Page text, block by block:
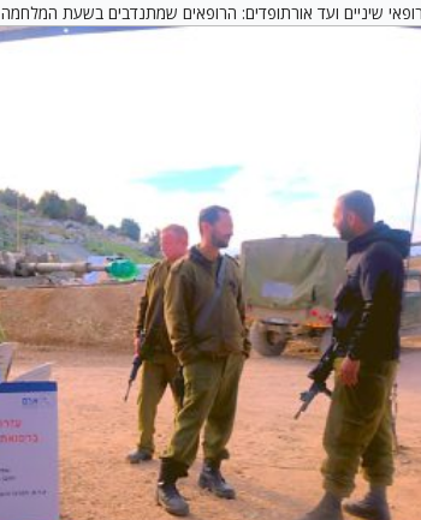
שיניים ועד אורתופדים: הרופאים שמתנדבים בשעת המלחמה